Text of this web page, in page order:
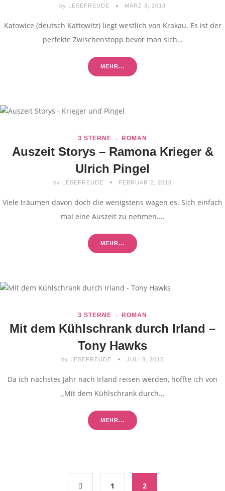
by LESEFREUDE MÄRZ 3, 2018
Katowice (deutsch Kattowitz) liegt westlich von Krakau. Es ist der
perfekte Zwischenstopp bevor man sich…
MEHR...
3 STERNE ROMAN
Auszeit Storys – Ramona Krieger &
Ulrich Pingel
by LESEFREUDE FEBRUAR 2, 2018
Viele träumen davon doch die wenigstens wagen es. Sich einfach
mal eine Auszeit zu nehmen.…
MEHR...
3 STERNE ROMAN
Mit dem Kühlschrank durch Irland –
Tony Hawks
by LESEFREUDE JULI 8, 2015
Da ich nächstes Jahr nach Irland reisen werden, hoffte ich von
„Mit dem Kühlschrank durch…
MEHR...
1 2